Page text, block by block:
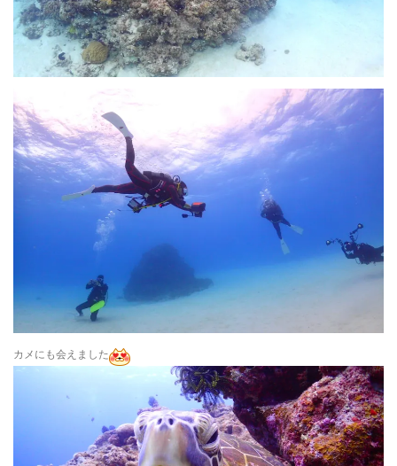
カメにも会えました